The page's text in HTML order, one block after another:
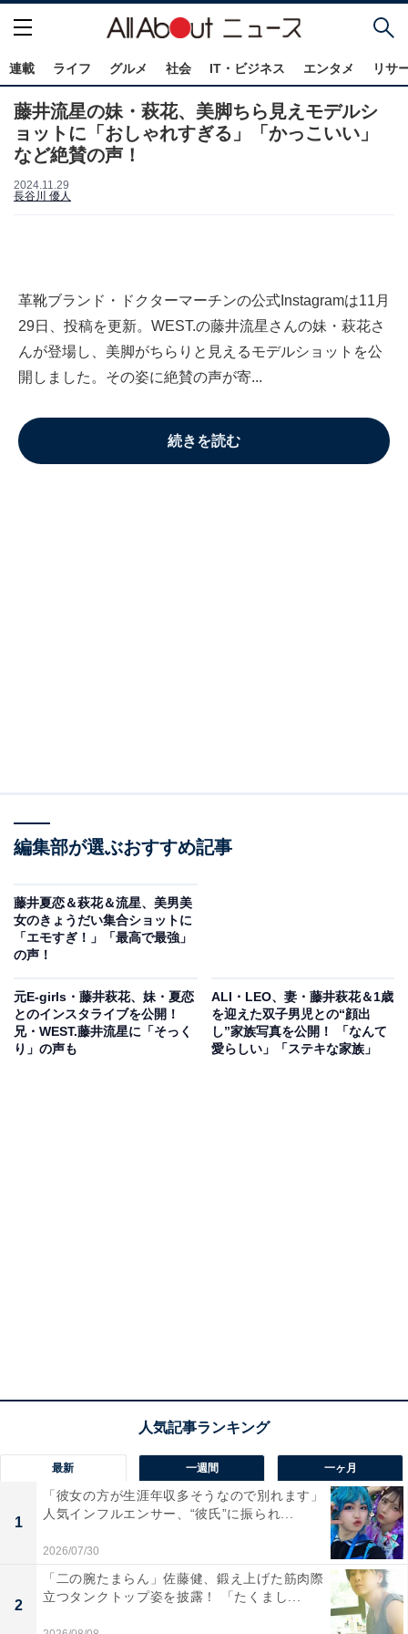
連載 ライフ グルメ 社会 IT・ビジネス エンタメ リサ
藤井流星の妹・萩花、美脚ちら見えモデルシ
ョットに「おしゃれすぎる」「かっこいい」
など絶賛の声！
2024.11.29
長谷川 優人
革靴ブランド・ドクターマーチンの公式Instagramは11月
29日、投稿を更新。WEST.の藤井流星さんの妹・萩花さ
んが登場し、美脚がちらりと見えるモデルショットを公
開しました。その姿に絶賛の声が寄...
続きを読む
編集部が選ぶおすすめ記事
藤井夏恋＆萩花＆流星、美男美
女のきょうだい集合ショットに
「エモすぎ！」「最高で最強」
の声！
元E-girls・藤井萩花、妹・夏恋
とのインスタライブを公開！
兄・WEST.藤井流星に「そっく
り」の声も
ALI・LEO、妻・藤井萩花＆1歳
を迎えた双子男児との“顔出
し”家族写真を公開！ 「なんて
愛らしい」「ステキな家族」
最新 一週間 一ヶ月
1
「彼女の方が生涯年収多そうなので別れます」
人気インフルエンサー、“彼氏”に振られ...
2026/07/30
2
「二の腕たまらん」佐藤健、鍛え上げた筋肉際
立つタンクトップ姿を披露！ 「たくまし...